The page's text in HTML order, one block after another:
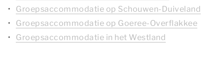
Groepsaccommodatie op Schouwen-Duiveland
Groepsaccommodatie op Goeree-Overflakkee
Groepsaccommodatie in het Westland